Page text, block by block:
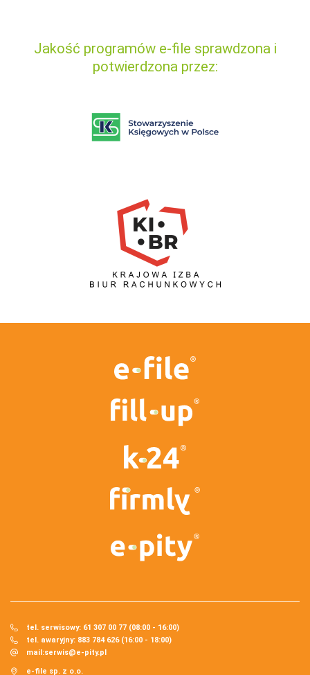
Jakość programów e-file sprawdzona i
potwierdzona przez:
tel. serwisowy: 61 307 00 77 (08:00 - 16:00)
tel. awaryjny: 883 784 626 (16:00 - 18:00)
mail:serwis@e-pity.pl
e-file sp. z o.o.